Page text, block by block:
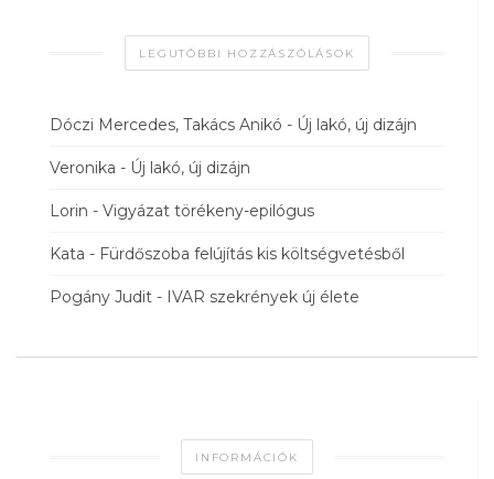
LEGUTÓBBI HOZZÁSZÓLÁSOK
Dóczi Mercedes, Takács Anikó - Új lakó, új dizájn
Veronika - Új lakó, új dizájn
Lorin - Vigyázat törékeny-epilógus
Kata - Fürdőszoba felújítás kis költségvetésből
Pogány Judit - IVAR szekrények új élete
INFORMÁCIÓK